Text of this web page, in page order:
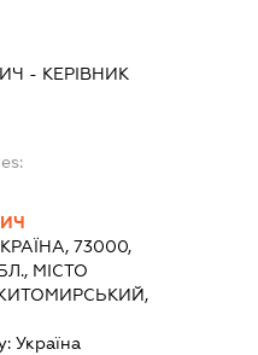
- КЕРІВНИК
73000,
МІСТО
Україна